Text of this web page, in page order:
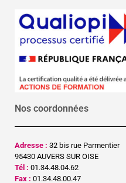
Nos coordonnées
Adresse : 32 bis rue Parmentier
95430 AUVERS SUR OISE
Tél : 01.34.48.04.62
Fax : 01.34.48.00.47